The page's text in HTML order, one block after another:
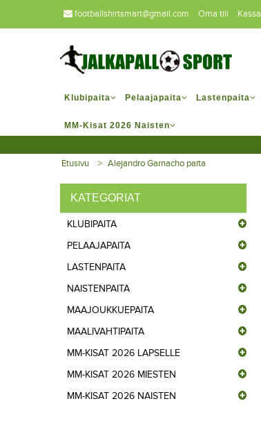
footballshirtsmart@gmail.com Oma tili Kassa
Klubipaita Pelaajapaita Lastenpaita
MM-Kisat 2026 Naisten
Etusivu Alejandro Garnacho paita
KATEGORIAT
KLUBIPAITA
PELAAJAPAITA
LASTENPAITA
NAISTENPAITA
MAAJOUKKUEPAITA
MAALIVAHTIPAITA
MM-KISAT 2026 LAPSELLE
MM-KISAT 2026 MIESTEN
MM-KISAT 2026 NAISTEN